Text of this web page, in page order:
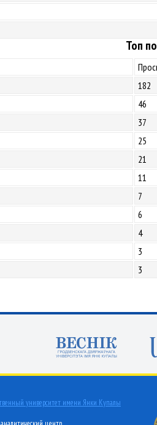
Топ
182
46
37
25
21
11
7
6
4
3
3
университет имени Янки Купалы